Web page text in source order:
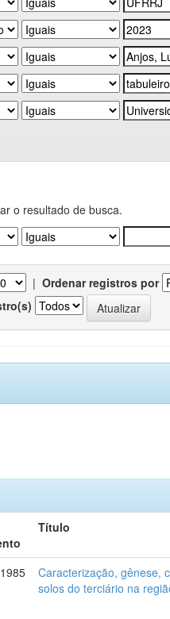
o resultado de busca.
| Ordenar registros por
Título
Caracterização, gênese,
solos do terciário na